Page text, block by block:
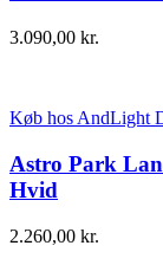
3.090,00 kr.
Køb hos AndLight
Astro Park
Hvid
2.260,00 kr.